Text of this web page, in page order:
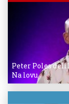
Peter Poles
Na lovu